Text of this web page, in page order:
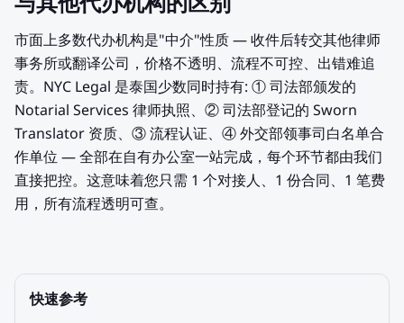
市面上多数代办机构是"中介"性质 — 收件后转交其他律师
事务所或翻译公司，价格不透明、流程不可控、出错难追
责。NYC Legal 是泰国少数同时持有: ① 司法部颁发的
Notarial Services 律师执照、② 司法部登记的 Sworn
Translator 资质、③ 流程认证、④ 外交部领事司白名单合
作单位 — 全部在自有办公室一站完成，每个环节都由我们
直接把控。这意味着您只需 1 个对接人、1 份合同、1 笔费
用，所有流程透明可查。
快速参考